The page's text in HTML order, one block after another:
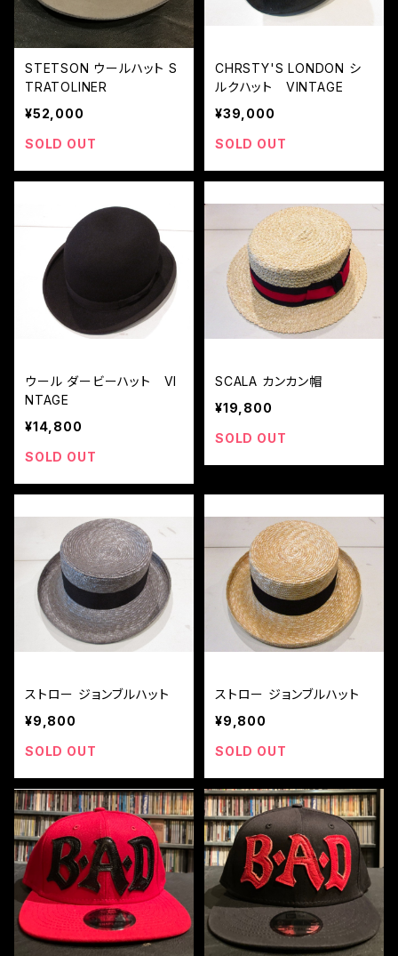
STETSON ウールハット S
TRATOLINER
¥52,000
SOLD OUT
CHRSTY'S LONDON シ
ルクハット VINTAGE
¥39,000
SOLD OUT
ウール ダービーハット VI
NTAGE
¥14,800
SOLD OUT
SCALA カンカン帽
¥19,800
SOLD OUT
ストロー ジョンブルハット
¥9,800
SOLD OUT
ストロー ジョンブルハット
¥9,800
SOLD OUT